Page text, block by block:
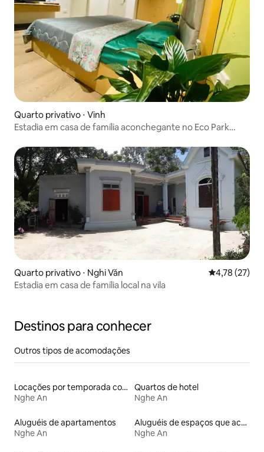
Quarto privativo ⋅ Vinh
Estadia em casa de família aconchegante no Eco Park
Quarto privativo ⋅ Nghi Văn 4,78 de uma
4,78 (27)
Estadia em casa de família local na vila
Destinos para conhecer
Outros tipos de acomodações
Locações por temporada com piscina
Nghe An
Quartos de hotel
Nghe An
Aluguéis de apartamentos
Nghe An
Aluguéis de espaços que aceitam animais de estimação
Nghe An